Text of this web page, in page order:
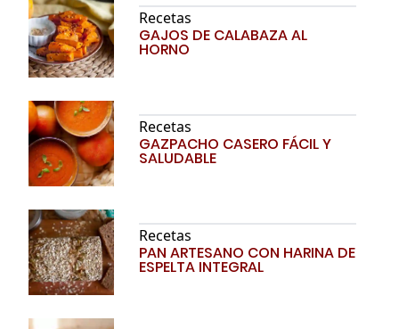
Recetas
GAJOS DE CALABAZA AL
HORNO
Recetas
GAZPACHO CASERO FÁCIL Y
SALUDABLE
Recetas
PAN ARTESANO CON HARINA DE
ESPELTA INTEGRAL